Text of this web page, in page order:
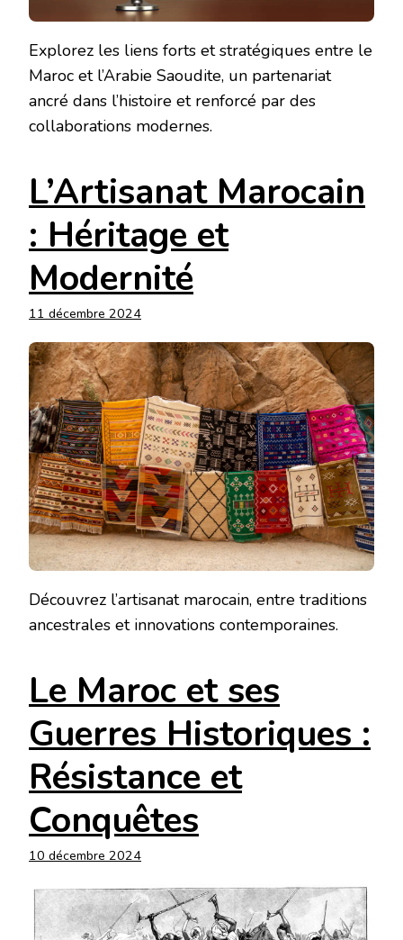
Explorez les liens forts et stratégiques entre le
Maroc et l’Arabie Saoudite, un partenariat
ancré dans l’histoire et renforcé par des
collaborations modernes.
L’Artisanat Marocain
: Héritage et
Modernité
11 décembre 2024
Découvrez l’artisanat marocain, entre traditions
ancestrales et innovations contemporaines.
Le Maroc et ses
Guerres Historiques :
Résistance et
Conquêtes
10 décembre 2024